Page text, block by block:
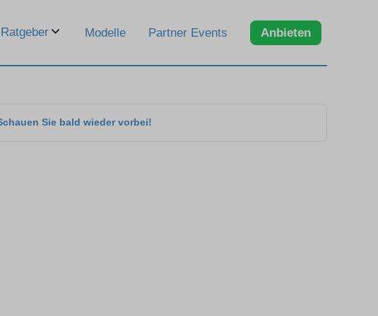
Ratgeber Modelle Partner Events Anbieten
Sie bald wieder vorbei!